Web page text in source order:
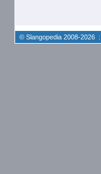
© Slangopedia 2008-2026 :